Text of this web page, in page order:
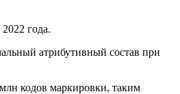
года.
атрибутивный состав при
кодов маркировки, таким